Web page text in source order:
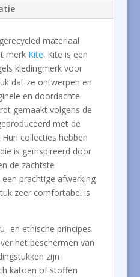
materiaal
merk Kite. Kite is een
kledingmerk voor
dat ze ontwerpen en
en doordachte
gemaakt volgens de
met de
collecties hebben
is geïnspireerd door
de zachtste
prachtige afwerking
zeer comfortabel is
en ethische principes
het beschermen van
zijn
katoen of stoffen